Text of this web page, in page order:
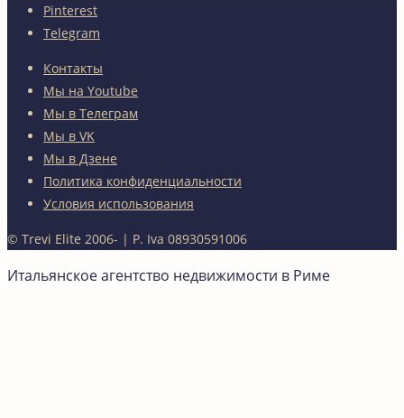
Pinterest
Telegram
Контакты
Мы на Youtube
Мы в Телеграм
Мы в VK
Мы в Дзене
Политика конфиденциальности
Условия использования
© Trevi Elite 2006- | P. Iva 08930591006
Итальянское агентство недвижимости в Риме